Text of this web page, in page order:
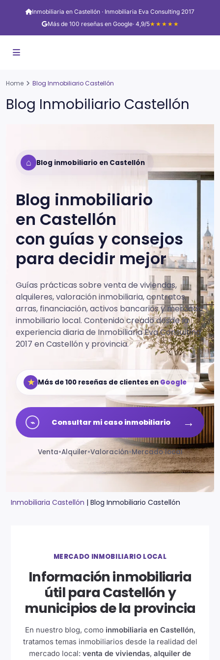
Inmobiliaria en Castellón · Inmobiliaria Eva Consulting 2017
Más de 100 reseñas en Google· 4,9/5★★★★★
Home Blog Inmobiliario Castellón
Blog Inmobiliario Castellón
⌂ Blog inmobiliario en Castellón
Blog inmobiliario
en Castellón
con guías y consejos
para decidir mejor
Guías prácticas sobre venta de viviendas,
alquileres, valoración inmobiliaria, contratos,
arras, financiación, activos bancarios y mercado
inmobiliario local. Contenido creado desde la
experiencia diaria de Inmobiliaria Eva Consulting
2017 en Castellón y provincia.
★ Más de 100 reseñas de clientes enGoogle
⌁ Consultar mi caso inmobiliario →
Venta•Alquiler•Valoración•Mercado local
Inmobiliaria Castellón | Blog Inmobiliario Castellón
MERCADO INMOBILIARIO LOCAL
Información inmobiliaria
útil para Castellón y
municipios de la provincia
En nuestro blog, como inmobiliaria en Castellón,
tratamos temas inmobiliarios desde la realidad del
mercado local: venta de viviendas, alquiler de